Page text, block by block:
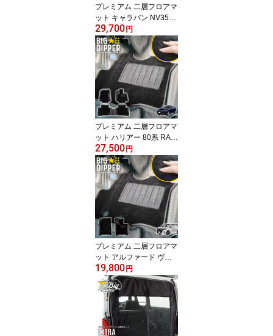
プレミアム 二層フロアマ
ット キャラバン NV350
E26型 運転席 助手席 2列
目 日産 NISSAN ニッサ
ン 二重マット 2重マット
フロアマット TPE材質
ポリエステル繊維 立体成
型 絨毯マット カーマッ
ト 上質な絨毯マットと3
Dマット 車内 内装 カス
タム パーツ
29,700円
プレミアム 二層フロアマ
ット ハリアー 80系 RAV
4 50系 運転席 助手席 2列
目 TOYOTA トヨタ 二重
マット 2重マット TPE材
質 ポリエステル繊維 立
体成型 絨毯マット ズレ
防止 内装 車内 カスタム
パーツ 抗菌効果 上質な
絨毯マットと3Dマット
27,500円
プレミアム 二層フロアマ
ット アルファード ヴェ
ルファイア 40系 フロン
トのみ 運転席 助手席 TO
YOTA トヨタ 二重マット
2重マット TPE材質 ポリ
エステル繊維 立体成型
絨毯マット ズレ防止 内
装 カスタム パーツ 抗菌
19,800円